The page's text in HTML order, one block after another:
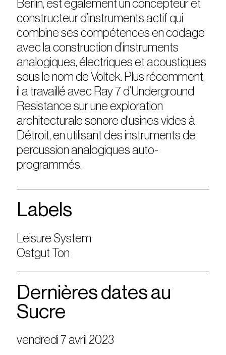
Berlin, est également un concepteur et
constructeur d’instruments actif qui
combine ses compétences en codage
avec la construction d’instruments
analogiques, électriques et acoustiques
sous le nom de Voltek. Plus récemment,
il a travaillé avec Ray 7 d’Underground
Resistance sur une exploration
architecturale sonore d’usines vides à
Détroit, en utilisant des instruments de
percussion analogiques auto-
programmés.
Labels
Leisure System
Ostgut Ton
Dernières dates au
Sucre
vendredi 7 avril 2023